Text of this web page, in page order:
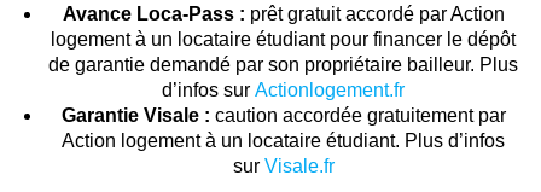
Avance Loca-Pass : prêt gratuit accordé par Action
logement à un locataire étudiant pour financer le dépôt
de garantie demandé par son propriétaire bailleur. Plus
d’infos sur Actionlogement.fr
Garantie Visale : caution accordée gratuitement par
Action logement à un locataire étudiant. Plus d’infos
sur Visale.fr